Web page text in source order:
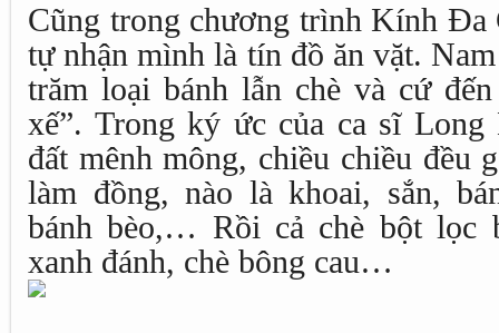
Cũng trong chương trình Kính Đa
tự nhận mình là tín đồ ăn vặt.
trăm loại bánh lẫn chè và cứ
xế”. Trong ký ức của ca sĩ
đất mênh mông, chiều chiều đều
làm đồng, nào là khoai, sắn,
bánh bèo,… Rồi cả chè bột lọc
xanh đánh, chè bông cau…